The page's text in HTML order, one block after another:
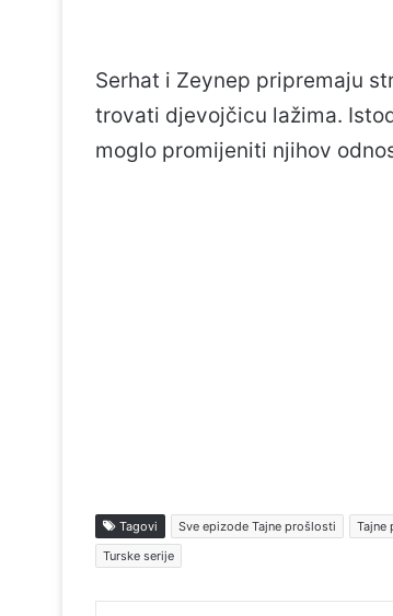
Serhat i Zeynep pripremaju
trovati djevojčicu lažima.
moglo promijeniti njihov
Tagovi Sve epizode Tajne prošlosti Tajne
Turske serije